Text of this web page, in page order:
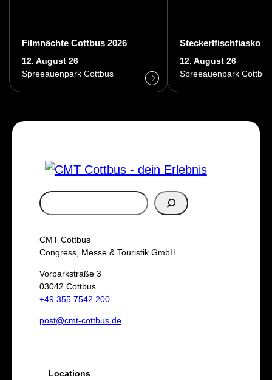
Filmnächte Cottbus 2026
12. August 26
Spreeauenpark Cottbus
Steckerlfischfiasko
12. August 26
Spreeauenpark Cottbus
S
u
c
h
e
n
CMT Cottbus
Congress, Messe & Touristik GmbH
Vorparkstraße 3
03042 Cottbus
+49 355 7542 200
post@cmt-cottbus.de
Locations